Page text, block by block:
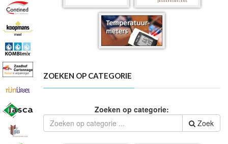
ZOEKEN OP CATEGORIE
Zoeken op categorie:
Zoek